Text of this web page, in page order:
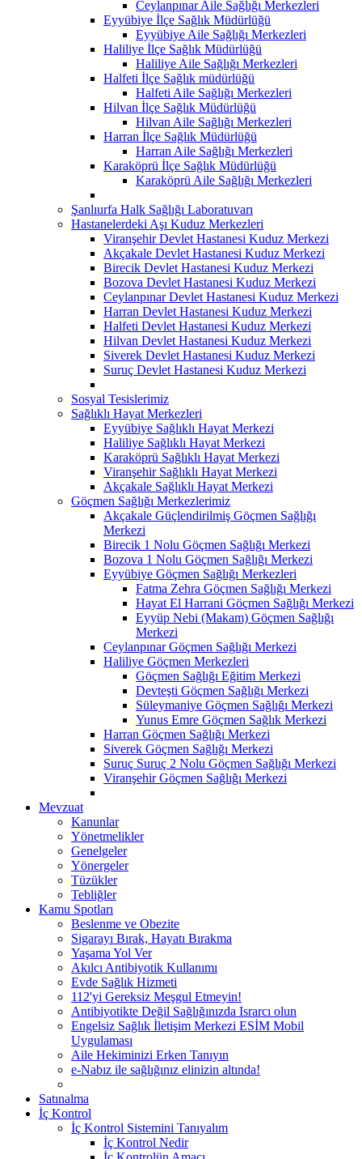
Ceylanpınar Aile Sağlığı Merkezleri
Eyyübiye İlçe Sağlık Müdürlüğü
Eyyübiye Aile Sağlığı Merkezleri
Haliliye İlçe Sağlık Müdürlüğü
Haliliye Aile Sağlığı Merkezleri
Halfeti İlçe Sağlık müdürlüğü
Halfeti Aile Sağlığı Merkezleri
Hilvan İlçe Sağlık Müdürlüğü
Hilvan Aile Sağlığı Merkezleri
Harran İlçe Sağlık Müdürlüğü
Harran Aile Sağlığı Merkezleri
Karaköprü İlçe Sağlık Müdürlüğü
Karaköprü Aile Sağlığı Merkezleri
Şanlıurfa Halk Sağlığı Laboratuvarı
Hastanelerdeki Aşı Kuduz Merkezleri
Viranşehir Devlet Hastanesi Kuduz Merkezi
Akçakale Devlet Hastanesi Kuduz Merkezi
Birecik Devlet Hastanesi Kuduz Merkezi
Bozova Devlet Hastanesi Kuduz Merkezi
Ceylanpınar Devlet Hastanesi Kuduz Merkezi
Harran Devlet Hastanesi Kuduz Merkezi
Halfeti Devlet Hastanesi Kuduz Merkezi
Hilvan Devlet Hastanesi Kuduz Merkezi
Siverek Devlet Hastanesi Kuduz Merkezi
Suruç Devlet Hastanesi Kuduz Merkezi
Sosyal Tesislerimiz
Sağlıklı Hayat Merkezleri
Eyyübiye Sağlıklı Hayat Merkezi
Haliliye Sağlıklı Hayat Merkezi
Karaköprü Sağlıklı Hayat Merkezi
Viranşehir Sağlıklı Hayat Merkezi
Akçakale Sağlıklı Hayat Merkezi
Göçmen Sağlığı Merkezlerimiz
Akçakale Güçlendirilmiş Göçmen Sağlığı
Merkezi
Birecik 1 Nolu Göçmen Sağlığı Merkezi
Bozova 1 Nolu Göçmen Sağlığı Merkezi
Eyyübiye Göçmen Sağlığı Merkezleri
Fatma Zehra Göçmen Sağlığı Merkezi
Hayat El Harrani Göçmen Sağlığı Merkezi
Eyyüp Nebi (Makam) Göçmen Sağlığı
Merkezi
Ceylanpınar Göçmen Sağlığı Merkezi
Haliliye Göçmen Merkezleri
Göçmen Sağlığı Eğitim Merkezi
Devteşti Göçmen Sağlığı Merkezi
Süleymaniye Göçmen Sağlığı Merkezi
Yunus Emre Göçmen Sağlık Merkezi
Harran Göçmen Sağlığı Merkezi
Siverek Göçmen Sağlığı Merkezi
Suruç Suruç 2 Nolu Göçmen Sağlığı Merkezi
Viranşehir Göçmen Sağlığı Merkezi
Mevzuat
Kanunlar
Yönetmelikler
Genelgeler
Yönergeler
Tüzükler
Tebliğler
Kamu Spotları
Beslenme ve Obezite
Sigarayı Bırak, Hayatı Bırakma
Yaşama Yol Ver
Akılcı Antibiyotik Kullanımı
Evde Sağlık Hizmeti
112'yi Gereksiz Meşgul Etmeyin!
Antibiyotikte Değil Sağlığınızda Israrcı olun
Engelsiz Sağlık İletişim Merkezi ESİM Mobil
Uygulaması
Aile Hekiminizi Erken Tanıyın
e-Nabız ile sağlığınız elinizin altında!
Satınalma
İç Kontrol
İç Kontrol Sistemini Tanıyalım
İç Kontrol Nedir